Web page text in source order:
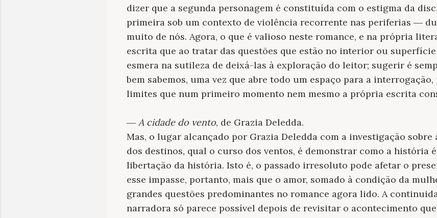
dizer que a segunda personagem é constituída com o estigma da
primeira sob um contexto de violência recorrente nas periferias ―
muito de nós. Agora, o que é valioso neste romance, e na própria
escrita que ao tratar das questões que estão no interior ou superfície
esmera na sutileza de deixá-las à exploração do leitor; sugerir é
bem sabemos, uma vez que abre todo um espaço para a
limites que num primeiro momento nem mesmo a própria escrita
― A cidade do vento, de Grazia Deledda.
Mas, o lugar alcançado por Grazia Deledda com a investigação
dos destinos, qual o curso dos ventos, é demonstrar como a história
libertação da história. Isto é, o passado irresoluto pode afetar o
esse impasse, portanto, mais que o amor, somado à condição da
grandes questões predominantes no romance agora lido. A
narradora só parece possível depois de revisitar o acontecimento